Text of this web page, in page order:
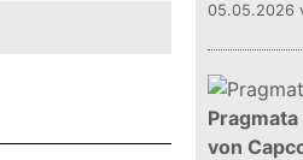
05.05.2026
von